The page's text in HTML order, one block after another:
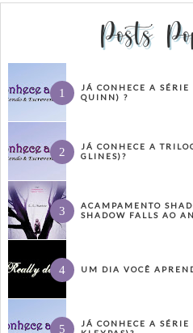
Posts
JÁ CONHECE A
QUINN) ?
JÁ CONHECE A
GLINES)?
ACAMPAMENTO
SHADOW FALLS AO
UM DIA VOCÊ
JÁ CONHECE A SÉRIE